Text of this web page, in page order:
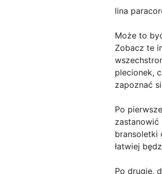
lina
Może to
Zobacz te
plecionek,
zapoznać
Po
bransoletki
łatwiej
Po drugie,